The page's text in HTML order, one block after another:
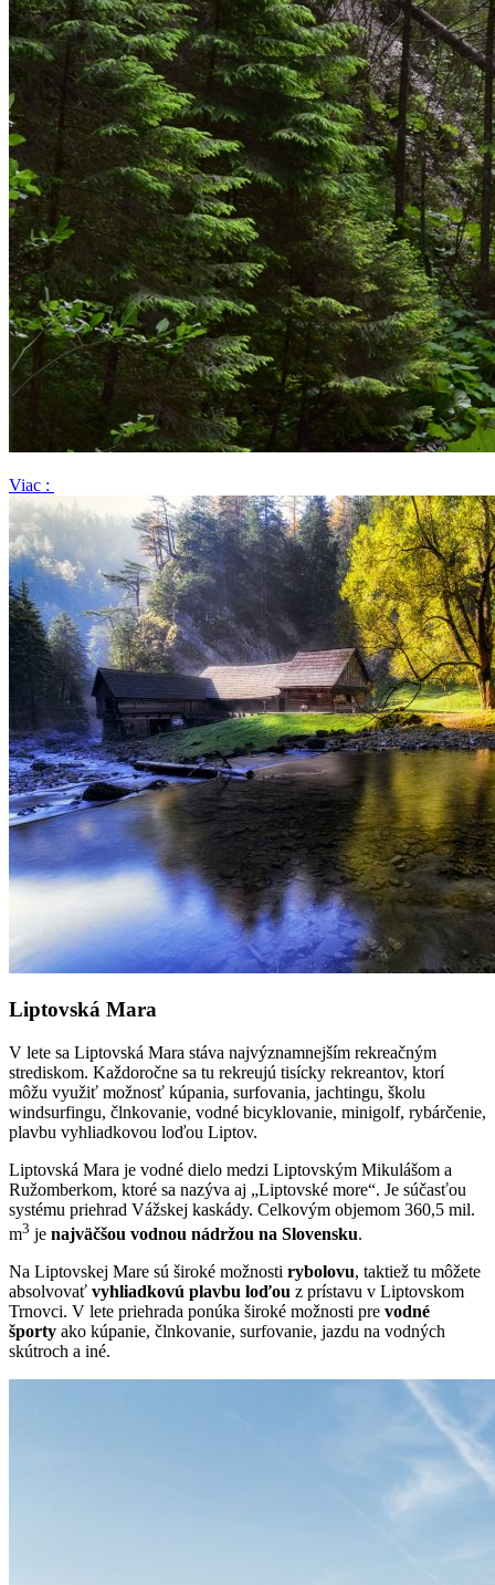
Viac :
Liptovská Mara
V lete sa Liptovská Mara stáva najvýznamnejším rekreačným
strediskom. Každoročne sa tu rekreujú tisícky rekreantov, ktorí
môžu využiť možnosť kúpania, surfovania, jachtingu, školu
windsurfingu, člnkovanie, vodné bicyklovanie, minigolf, rybárčenie,
plavbu vyhliadkovou loďou Liptov.
Liptovská Mara je vodné dielo medzi Liptovským Mikulášom a
Ružomberkom, ktoré sa nazýva aj „Liptovské more“. Je súčasťou
systému priehrad Vážskej kaskády. Celkovým objemom 360,5 mil.
m3 je najväčšou vodnou nádržou na Slovensku.
Na Liptovskej Mare sú široké možnosti rybolovu, taktiež tu môžete
absolvovať vyhliadkovú plavbu loďou z prístavu v Liptovskom
Trnovci. V lete priehrada ponúka široké možnosti pre vodné
športy ako kúpanie, člnkovanie, surfovanie, jazdu na vodných
skútroch a iné.